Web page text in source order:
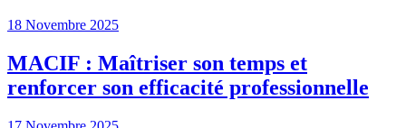
18 Novembre 2025
MACIF : Maîtriser son temps et
renforcer son efficacité professionnelle